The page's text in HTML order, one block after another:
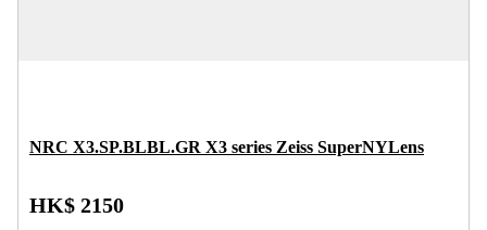
NRC X3.SP.BLBL.GR X3 series Zeiss SuperNYLens
HK$ 2150